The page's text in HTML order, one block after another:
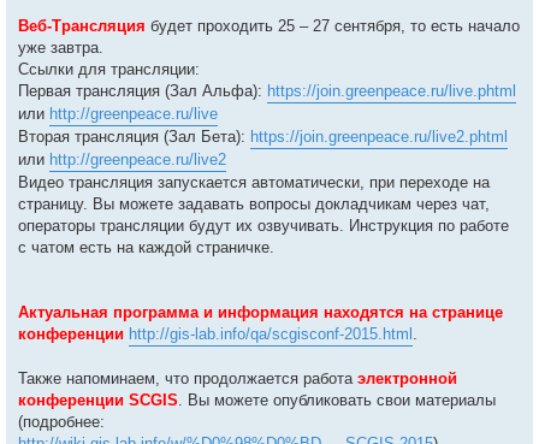
Веб-Трансляция будет проходить 25 – 27 сентября, то есть начало
уже завтра.
Ссылки для трансляции:
Первая трансляция (Зал Альфа): https://join.greenpeace.ru/live.phtml
или http://greenpeace.ru/live
Вторая трансляция (Зал Бета): https://join.greenpeace.ru/live2.phtml
или http://greenpeace.ru/live2
Видео трансляция запускается автоматически, при переходе на
страницу. Вы можете задавать вопросы докладчикам через чат,
операторы трансляции будут их озвучивать. Инструкция по работе
с чатом есть на каждой страничке.
Актуальная программа и информация находятся на странице
конференции http://gis-lab.info/qa/scgisconf-2015.html .
Также напоминаем, что продолжается работа электронной
конференции SCGIS. Вы можете опубликовать свои материалы
(подробнее: